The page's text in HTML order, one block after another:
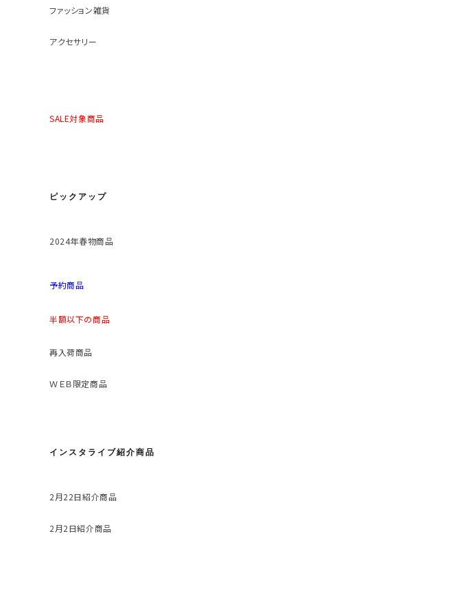
ファッション雑貨
アクセサリー
SALE対象商品
ピックアップ
2024年春物商品
予約商品
半額以下の商品
再入荷商品
ＷＥＢ限定商品
インスタライブ紹介商品
2月22日紹介商品
2月2日紹介商品